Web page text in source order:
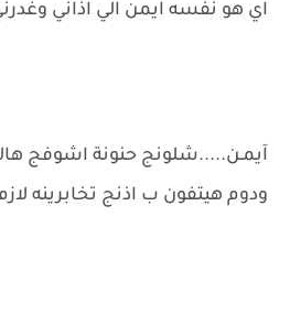
اي هو نفسه ايمن الي اذاني
آيمـن.....شلونج حنونة اشوفج
ودوم هيتفون ب اذنج تخابرينه